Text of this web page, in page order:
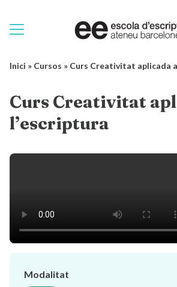
Inici » Cursos » Curs Creativitat aplicada
Curs Creativitat
l’escriptura
Modalitat